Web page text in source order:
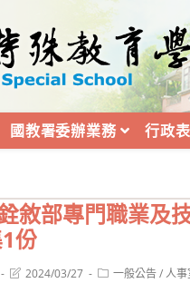
國教署委辦業務 行政
銓敘部專門職業
份
Post2024/03/27
Post一般公告 / 人事